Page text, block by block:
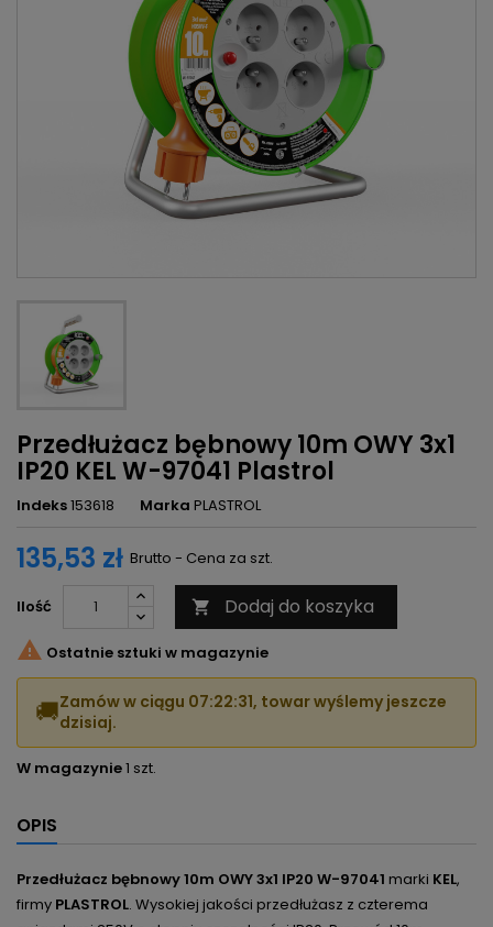
Przedłużacz bębnowy 10m OWY 3x1
IP20 KEL W-97041 Plastrol
Indeks153618 Marka PLASTROL
135,53 zł Brutto - Cena za szt.
Ilość  Dodaj do koszyka
 Ostatnie sztuki w magazynie
🚚Zamów w ciągu 07:22:30 , towar wyślemy jeszcze
dzisiaj.
W magazynie1 szt.
OPIS
Przedłużacz bębnowy 10m OWY 3x1 IP20 W-97041 marki KEL,
firmy PLASTROL. Wysokiej jakości przedłużasz z czterema